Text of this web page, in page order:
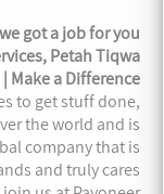
got a job for you?!
Petah Tiqwa,
Make a Difference
to get stuff done,
the world and is
company that is
and truly cares